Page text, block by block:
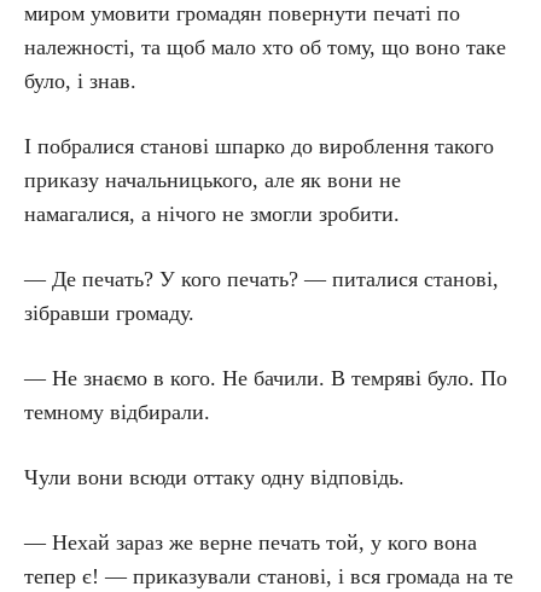
миром умовити громадян повернути печаті по
належності, та щоб мало хто об тому, що воно таке
було, і знав.
І побралися станові шпарко до вироблення такого
приказу начальницького, але як вони не
намагалися, а нічого не змогли зробити.
— Де печать? У кого печать? — питалися станові,
зібравши громаду.
— Не знаємо в кого. Не бачили. В темряві було. По
темному відбирали.
Чули вони всюди оттаку одну відповідь.
— Нехай зараз же верне печать той, у кого вона
тепер є! — приказували станові, і вся громада на те